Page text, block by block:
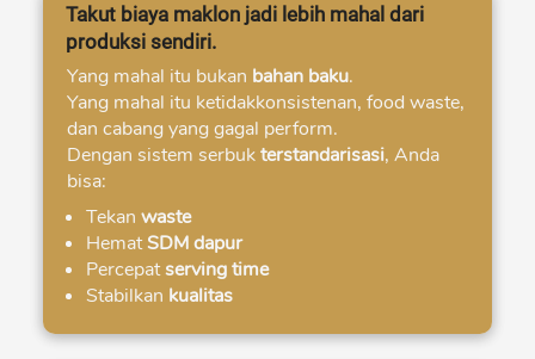
Takut biaya maklon jadi lebih mahal dari
produksi sendiri.
Yang mahal itu bukan bahan baku.
Yang mahal itu ketidakkonsistenan, food waste,
dan cabang yang gagal perform.
Dengan sistem serbuk terstandarisasi, Anda
bisa:
Tekan waste
Hemat SDM dapur
Percepat serving time
Stabilkan kualitas